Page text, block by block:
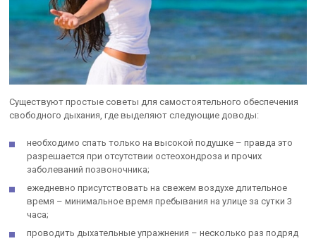
Существуют простые советы для самостоятельного обеспечения
свободного дыхания, где выделяют следующие доводы:
необходимо спать только на высокой подушке – правда это
разрешается при отсутствии остеохондроза и прочих
заболеваний позвоночника;
ежедневно присутствовать на свежем воздухе длительное
время – минимальное время пребывания на улице за сутки 3
часа;
проводить дыхательные упражнения – несколько раз подряд